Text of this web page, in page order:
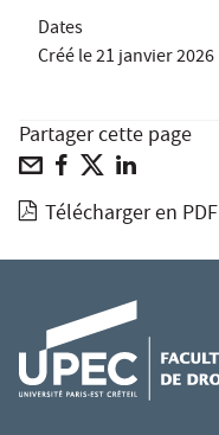
Dates
Créé le21 janvier 2026
Partager cette page
Télécharger en PDF